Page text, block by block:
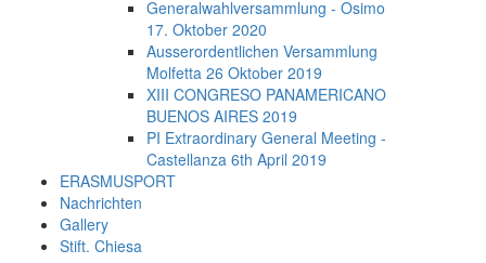
Generalwahlversammlung - Osimo
17. Oktober 2020
Ausserordentlichen Versammlung
Molfetta 26 Oktober 2019
XIII CONGRESO PANAMERICANO
BUENOS AIRES 2019
PI Extraordinary General Meeting -
Castellanza 6th April 2019
ERASMUSPORT
Nachrichten
Gallery
Stift. Chiesa